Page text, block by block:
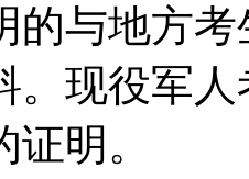
的与地方
。现役军
明。